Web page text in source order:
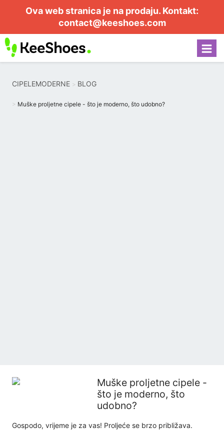
Ova web stranica je na prodaju. Kontakt:
contact@keeshoes.com
CIPELEMODERNE BLOG
Muške proljetne cipele - što je moderno, što udobno?
Muške proljetne cipele -
što je moderno, što
udobno?
Gospodo, vrijeme je za vas! Proljeće se brzo približava.